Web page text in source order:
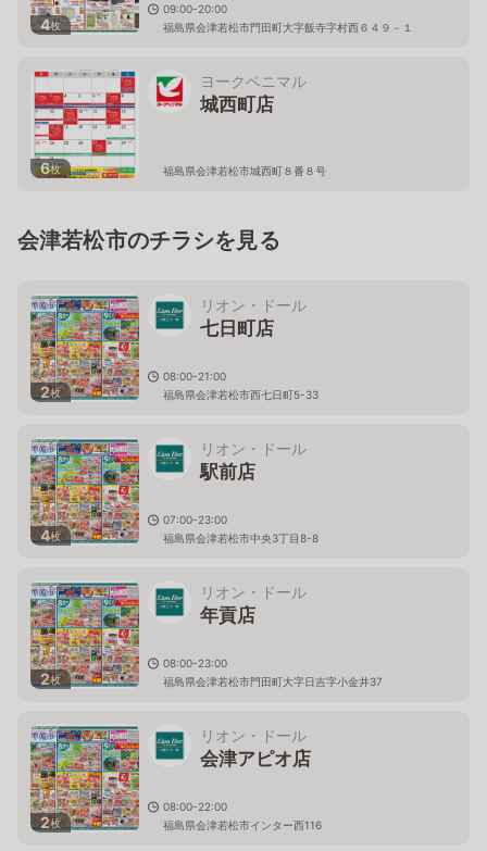
4枚
09:00-20:00
福島県会津若松市門田町大字飯寺字村西６４９－１
6枚
ヨークベニマル
城西町店
福島県会津若松市城西町８番８号
会津若松市のチラシを見る
2枚
リオン・ドール
七日町店
08:00-21:00
福島県会津若松市西七日町5-33
4枚
リオン・ドール
駅前店
07:00-23:00
福島県会津若松市中央3丁目8-8
2枚
リオン・ドール
年貢店
08:00-23:00
福島県会津若松市門田町大字日吉字小金井37
2枚
リオン・ドール
会津アピオ店
08:00-22:00
福島県会津若松市インター西116